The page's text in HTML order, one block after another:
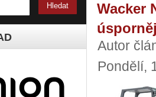
Wacker
Autor
Pondělí,